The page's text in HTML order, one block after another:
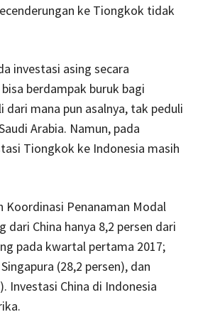
ke Tiongkok tidak
investasi asing secara
berdampak buruk bagi
dari mana pun asalnya, tak peduli
Arabia. Namun, pada
Tiongkok ke Indonesia masih
Koordinasi Penanaman Modal
dari China hanya 8,2 persen dari
pada kwartal pertama 2017;
(28,2 persen), dan
Investasi China di Indonesia